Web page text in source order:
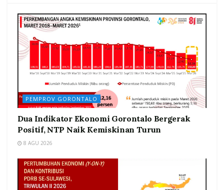
PEMPROV GORONTALO
Dua Indikator Ekonomi Gorontalo Bergerak
Positif, NTP Naik Kemiskinan Turun
8 AGU 2026